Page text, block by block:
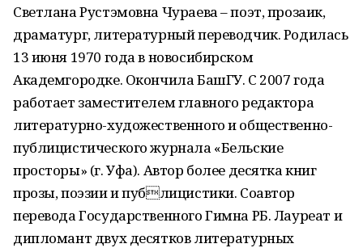
Светлана Рустэмовна Чураева – поэт, прозаик,
драматург, литературный переводчик. Родилась
13 июня 1970 года в новосибирском
Академгородке. Окончила БашГУ. С 2007 года
работает заместителем главного редактора
литературно-художественного и общественно-
публицистического журнала «Бельские
просторы» (г. Уфа). Автор более десятка книг
прозы, поэзии и публицистики. Соавтор
перевода Государственного Гимна РБ. Лауреат и
дипломант двух десятков литературных